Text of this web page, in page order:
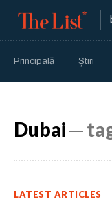
Principală Știri
Dubai─
LATEST ARTICLES